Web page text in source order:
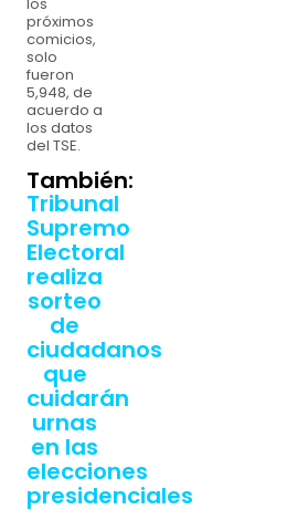
los
próximos
comicios,
solo
fueron
5,948, de
acuerdo a
los datos
del TSE.
También:
Tribunal
Supremo
Electoral
realiza
sorteo
de
ciudadanos
que
cuidarán
urnas
en las
elecciones
presidenciales